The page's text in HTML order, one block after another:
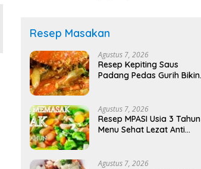
Resep Masakan
Agustus 7, 2026
Resep Kepiting Saus
Padang Pedas Gurih Bikin
Agustus 7, 2026
Resep MPASI Usia 3 Tahun
Menu Sehat Lezat Anti
Agustus 7, 2026